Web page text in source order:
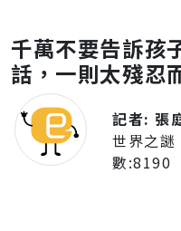
千萬不要告訴孩
話，一則太殘忍
記者: 張
世界之謎
數:8190